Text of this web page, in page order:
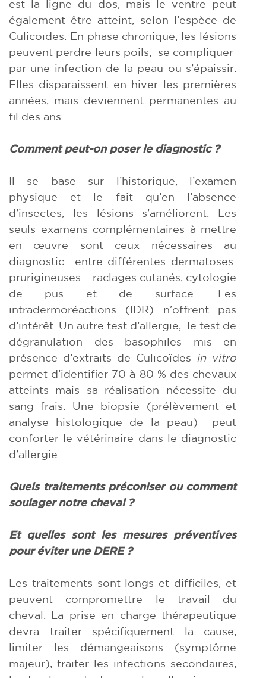
est la ligne du dos, mais le ventre peut
également être atteint, selon l’espèce de
Culicoïdes. En phase chronique, les lésions
peuvent perdre leurs poils, se compliquer
par une infection de la peau ou s’épaissir.
Elles disparaissent en hiver les premières
années, mais deviennent permanentes au
fil des ans.
Comment peut-on poser le diagnostic ?
Il se base sur l’historique, l’examen
physique et le fait qu’en l’absence
d’insectes, les lésions s’améliorent. Les
seuls examens complémentaires à mettre
en œuvre sont ceux nécessaires au
diagnostic entre différentes dermatoses
prurigineuses : raclages cutanés, cytologie
de pus et de surface. Les
intradermoréactions (IDR) n’offrent pas
d’intérêt. Un autre test d’allergie, le test de
dégranulation des basophiles mis en
présence d’extraits de Culicoïdes in vitro
permet d’identifier 70 à 80 % des chevaux
atteints mais sa réalisation nécessite du
sang frais. Une biopsie (prélèvement et
analyse histologique de la peau) peut
conforter le vétérinaire dans le diagnostic
d’allergie.
Quels traitements préconiser ou comment
soulager notre cheval ?
Et quelles sont les mesures préventives
pour éviter une DERE ?
Les traitements sont longs et difficiles, et
peuvent compromettre le travail du
cheval. La prise en charge thérapeutique
devra traiter spécifiquement la cause,
limiter les démangeaisons (symptôme
majeur), traiter les infections secondaires,